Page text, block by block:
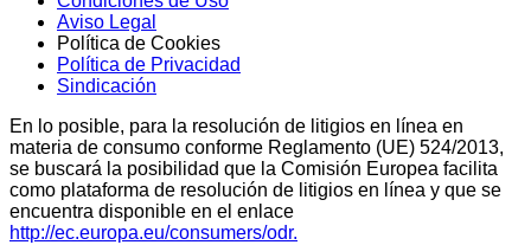
Aviso Legal
Política de Cookies
Política de Privacidad
Sindicación
En lo posible, para la resolución de litigios en línea en
materia de consumo conforme Reglamento (UE) 524/2013,
se buscará la posibilidad que la Comisión Europea facilita
como plataforma de resolución de litigios en línea y que se
encuentra disponible en el enlace
http://ec.europa.eu/consumers/odr.